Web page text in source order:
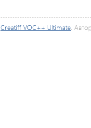
Creatiff VOC++ Ultimate.